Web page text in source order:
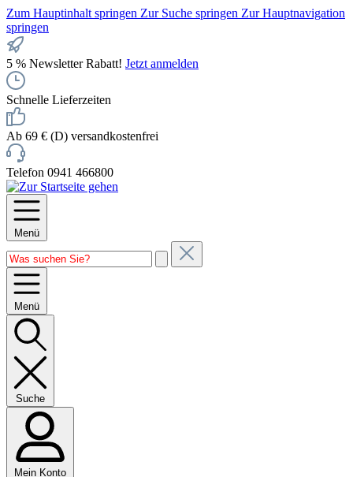
Zum Hauptinhalt springen Zur Suche springen Zur Hauptnavigation
springen
5 % Newsletter Rabatt! Jetzt anmelden
Schnelle Lieferzeiten
Ab 69 € (D) versandkostenfrei
Telefon 0941 466800
Menü
Menü
Suche
Mein Konto